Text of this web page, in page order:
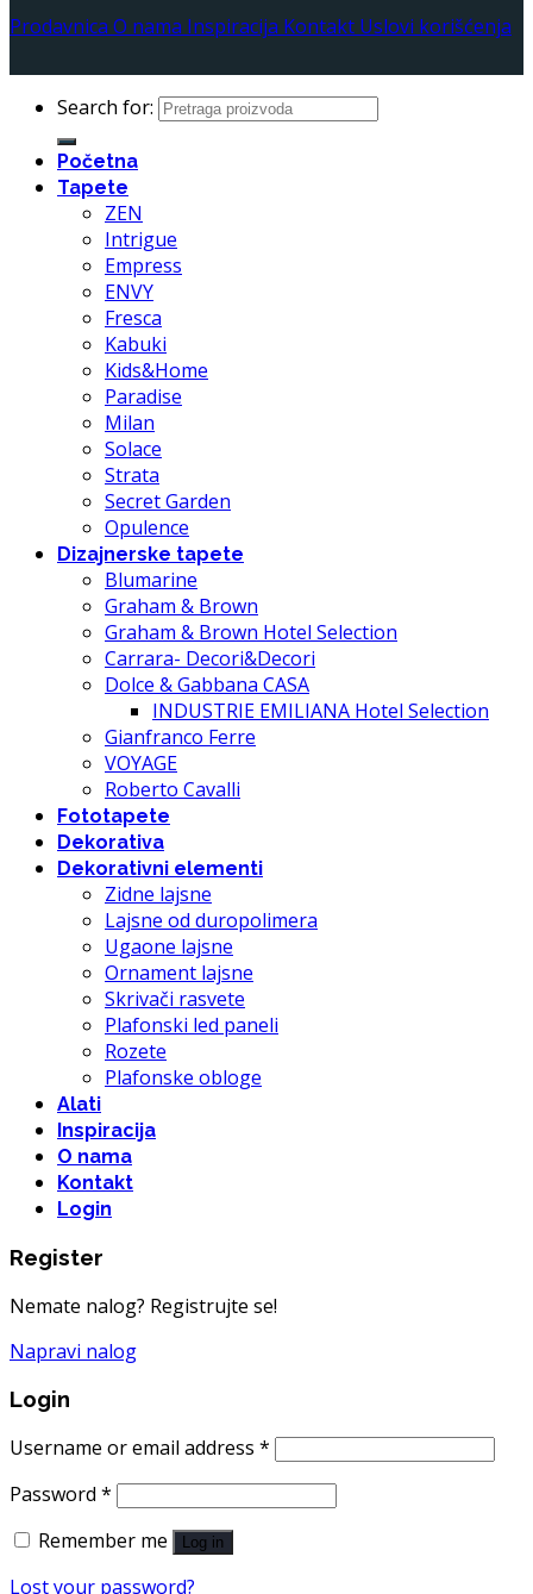
Prodavnica O nama Inspiracija Kontakt Uslovi korišćenja
Search for:
Početna
Tapete
ZEN
Intrigue
Empress
ENVY
Fresca
Kabuki
Kids&Home
Paradise
Milan
Solace
Strata
Secret Garden
Opulence
Dizajnerske tapete
Blumarine
Graham & Brown
Graham & Brown Hotel Selection
Carrara- Decori&Decori
Dolce & Gabbana CASA
INDUSTRIE EMILIANA Hotel Selection
Gianfranco Ferre
VOYAGE
Roberto Cavalli
Fototapete
Dekorativa
Dekorativni elementi
Zidne lajsne
Lajsne od duropolimera
Ugaone lajsne
Ornament lajsne
Skrivači rasvete
Plafonski led paneli
Rozete
Plafonske obloge
Alati
Inspiracija
O nama
Kontakt
Login
Register
Nemate nalog? Registrujte se!
Napravi nalog
Login
Username or email address *
Password *
Remember me
Log in
Lost your password?